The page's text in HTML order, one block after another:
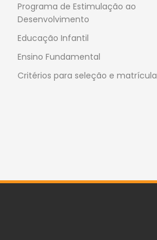
Programa de Estimulação ao
Desenvolvimento
Educação Infantil
Ensino Fundamental
Critérios para seleção e matrícula